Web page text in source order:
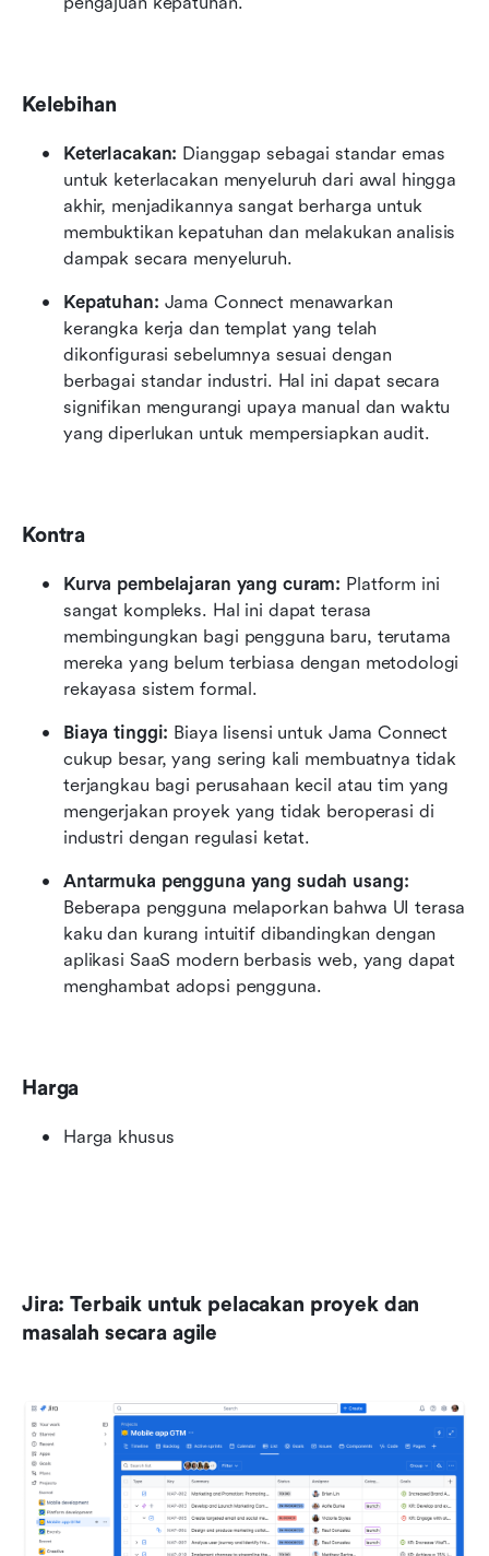
Kelebihan
Keterlacakan: Dianggap sebagai standar emas
untuk keterlacakan menyeluruh dari awal hingga
akhir, menjadikannya sangat berharga untuk
membuktikan kepatuhan dan melakukan analisis
dampak secara menyeluruh.
Kepatuhan: Jama Connect menawarkan
kerangka kerja dan templat yang telah
dikonfigurasi sebelumnya sesuai dengan
berbagai standar industri. Hal ini dapat secara
signifikan mengurangi upaya manual dan waktu
yang diperlukan untuk mempersiapkan audit.
Kontra
Kurva pembelajaran yang curam: Platform ini
sangat kompleks. Hal ini dapat terasa
membingungkan bagi pengguna baru, terutama
mereka yang belum terbiasa dengan metodologi
rekayasa sistem formal.
Biaya tinggi: Biaya lisensi untuk Jama Connect
cukup besar, yang sering kali membuatnya tidak
terjangkau bagi perusahaan kecil atau tim yang
mengerjakan proyek yang tidak beroperasi di
industri dengan regulasi ketat.
Antarmuka pengguna yang sudah usang:
Beberapa pengguna melaporkan bahwa UI terasa
kaku dan kurang intuitif dibandingkan dengan
aplikasi SaaS modern berbasis web, yang dapat
menghambat adopsi pengguna.
Harga
Harga khusus
Jira: Terbaik untuk pelacakan proyek dan
masalah secara agile